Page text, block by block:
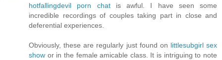
hotfallingdevil porn chatis awful. I have seen some
incredible recordings of couples taking part in close and
deferential experiences.
Obviously, these are regularly just found on littlesubgirl sex
show or in the female amicable class. It is intriguing to note